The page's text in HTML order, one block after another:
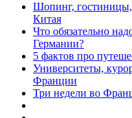
Шопинг, гостиницы,
Китая
Что обязательно
Германии?
5 фактов про
Университеты,
Франции
Три недели во